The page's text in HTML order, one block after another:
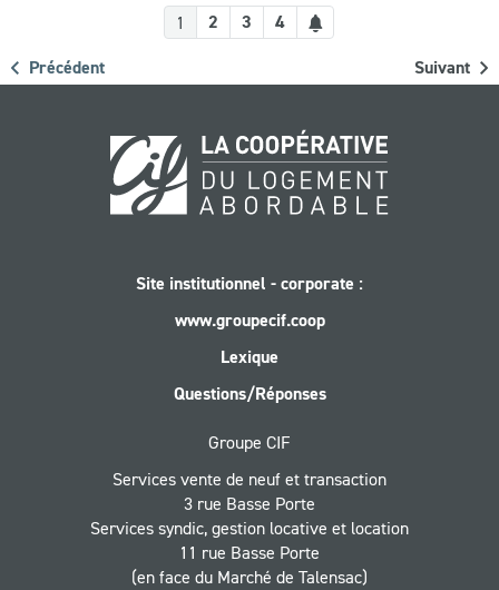
Précédent
1 2 3 4
Créer
une
Suivant
Site institutionnel - corporate :
www.groupecif.coop
Lexique
Questions/Réponses
Groupe CIF
Services vente de neuf et transaction
3 rue Basse Porte
Services syndic, gestion locative et location
11 rue Basse Porte
(en face du Marché de Talensac)